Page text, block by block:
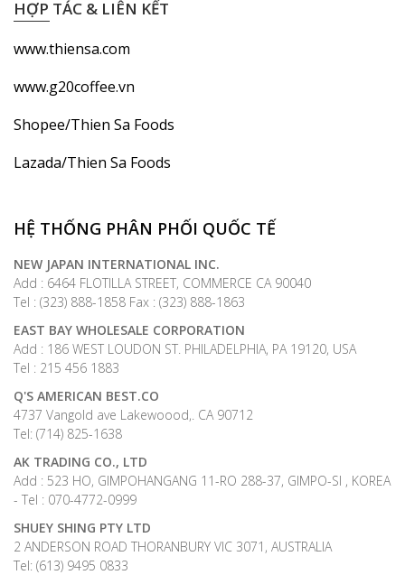
HỢP TÁC & LIÊN KẾT
www.thiensa.com
www.g20coffee.vn
Shopee/Thien Sa Foods
Lazada/Thien Sa Foods
HỆ THỐNG PHÂN PHỐI QUỐC TẾ
NEW JAPAN INTERNATIONAL INC.
Add : 6464 FLOTILLA STREET, COMMERCE CA 90040
Tel : (323) 888-1858 Fax : (323) 888-1863
EAST BAY WHOLESALE CORPORATION
Add : 186 WEST LOUDON ST. PHILADELPHIA, PA 19120, USA
Tel : 215 456 1883
Q'S AMERICAN BEST.CO
4737 Vangold ave Lakewoood,. CA 90712
Tel: (714) 825-1638
AK TRADING CO., LTD
Add : 523 HO, GIMPOHANGANG 11-RO 288-37, GIMPO-SI , KOREA
- Tel : 070-4772-0999
SHUEY SHING PTY LTD
2 ANDERSON ROAD THORANBURY VIC 3071, AUSTRALIA
Tel: (613) 9495 0833